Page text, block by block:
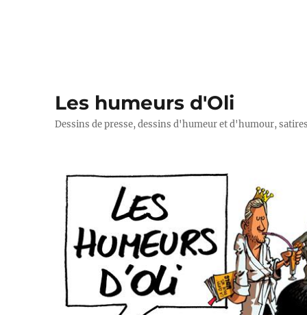
Les humeurs d'Oli
Dessins de presse, dessins d'humeur et d'humour,